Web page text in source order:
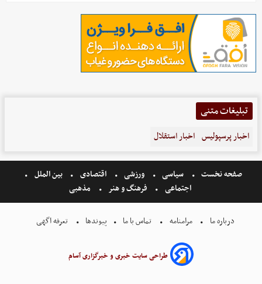
تبلیغات متنی
اخبار پرسپولیس اخبار استقلال
صفحه نخست سیاسی ورزشی اقتصادی
بین الملل
اجتماعی
فرهنگ و هنر مذهبی
درباره ما مرامنامه تماس با ما پیوندها تعرفه اگهی
طراحی سایت خبری و خبرگزاری آسام